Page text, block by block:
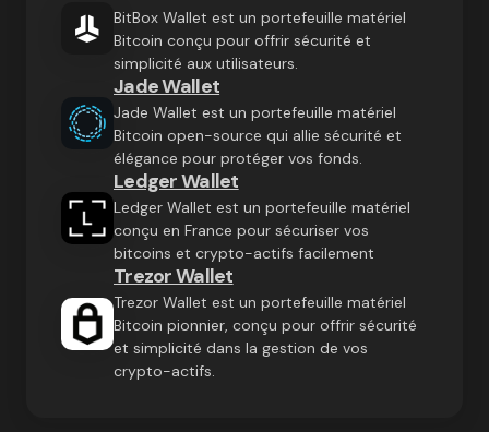
BitBox Wallet est un portefeuille matériel
Bitcoin conçu pour offrir sécurité et
simplicité aux utilisateurs.
Jade Wallet
Jade Wallet est un portefeuille matériel
Bitcoin open-source qui allie sécurité et
élégance pour protéger vos fonds.
Ledger Wallet
Ledger Wallet est un portefeuille matériel
conçu en France pour sécuriser vos
bitcoins et crypto-actifs facilement
Trezor Wallet
Trezor Wallet est un portefeuille matériel
Bitcoin pionnier, conçu pour offrir sécurité
et simplicité dans la gestion de vos
crypto-actifs.